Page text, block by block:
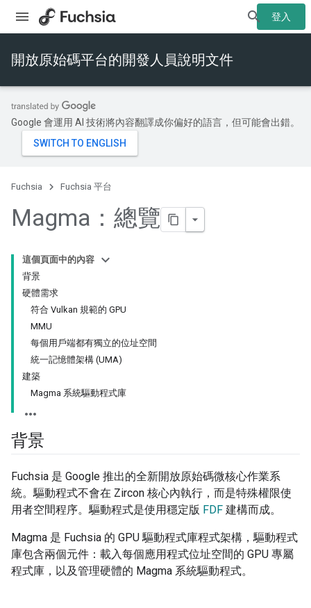
登入
開放原始碼平台的開發人員說明文件
Google 會運用 AI 技術將內容翻譯成你偏好的語言，但可能會出錯。
Fuchsia Fuchsia 平台
Magma：總覽
這個頁面中的內容
背景
硬體需求
符合 Vulkan 規範的 GPU
MMU
每個用戶端都有獨立的位址空間
統一記憶體架構 (UMA)
建築
Magma 系統驅動程式庫
背景
Fuchsia 是 Google 推出的全新開放原始碼微核心作業系
統。驅動程式不會在 Zircon 核心內執行，而是特殊權限使
用者空間程序。驅動程式是使用穩定版 FDF 建構而成。
Magma 是 Fuchsia 的 GPU 驅動程式庫程式架構，驅動程式
庫包含兩個元件：載入每個應用程式位址空間的 GPU 專屬
程式庫，以及管理硬體的 Magma 系統驅動程式。